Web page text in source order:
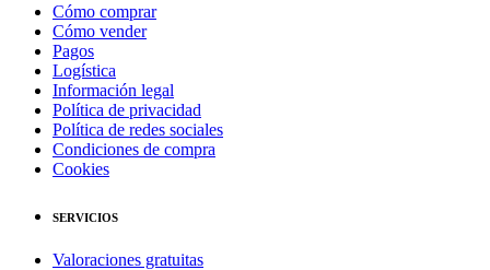
Cómo comprar
Cómo vender
Pagos
Logística
Información legal
Política de privacidad
Política de redes sociales
Condiciones de compra
Cookies
SERVICIOS
Valoraciones gratuitas